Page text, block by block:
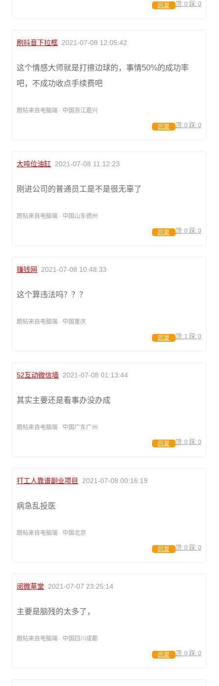
顶: 0 踩: 0
回复
刷抖音下拉框 2021-07-08 12:05:42
这个情感大师就是打擦边球的，事情50%的成功率
吧，不成功收点手续费吧
跟帖来自电脑端 · 中国浙江嘉兴
顶: 0 踩: 0
回复
大吨位油缸 2021-07-08 11:12:23
刚进公司的普通员工是不是很无辜了
跟帖来自电脑端 · 中国山东德州
顶: 0 踩: 0
回复
赚钱网 2021-07-08 10:48:33
这个算违法吗？？？
跟帖来自电脑端 · 中国重庆
顶: 1 踩: 0
回复
52互动微信墙 2021-07-08 01:13:44
其实主要还是看事办没办成
跟帖来自电脑端 · 中国广东广州
顶: 0 踩: 0
回复
打工人靠谱副业项目 2021-07-08 00:16:19
病急乱投医
跟帖来自电脑端 · 中国北京
顶: 0 踩: 0
回复
阅微草堂 2021-07-07 23:25:14
主要是脑残的太多了，
跟帖来自电脑端 · 中国四川成都
顶: 0 踩: 0
回复